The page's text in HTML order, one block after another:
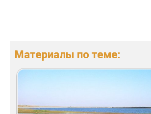
Материалы по теме: